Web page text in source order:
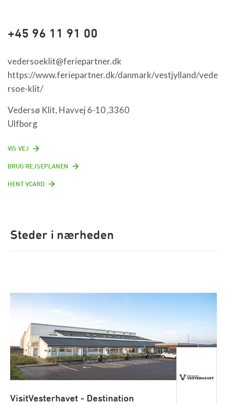
+45 96 11 91 00
vedersoeklit@feriepartner.dk
https://www.feriepartner.dk/danmark/vestjylland/vede
rsoe-klit/
Vedersø Klit, Havvej 6-10 ,3360
Ulfborg
VIS VEJ
BRUG REJSEPLANEN
HENT VCARD
Steder i nærheden
VisitVesterhavet - Destination